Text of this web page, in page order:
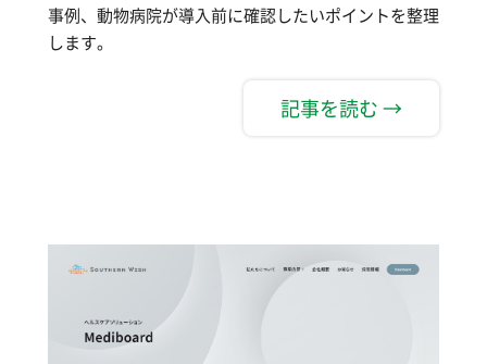
事例、動物病院が導入前に確認したいポイントを整理
します。
記事を読む →